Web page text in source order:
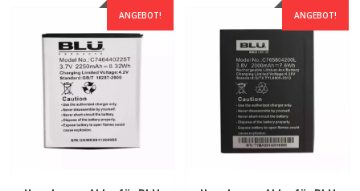
ANGEBOT! ANGEBOT!